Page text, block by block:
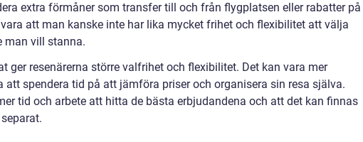
extra förmåner som transfer till och från flygplatsen eller rabatter på
att man kanske inte har lika mycket frihet och flexibilitet att välja
man vill stanna.
ger resenärerna större valfrihet och flexibilitet. Det kan vara mer
spendera tid på att jämföra priser och organisera sin resa själva.
tid och arbete att hitta de bästa erbjudandena och att det kan finnas